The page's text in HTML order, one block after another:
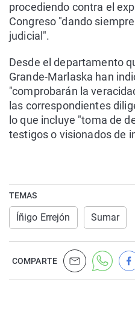
procediendo contra el
Congreso "dando
judicial".
Desde el departamento
Grande-Marlaska han
"comprobarán la
las correspondientes
lo que incluye "toma de
testigos o visionados de
TEMAS
Íñigo Errejón Sumar
COMPARTE